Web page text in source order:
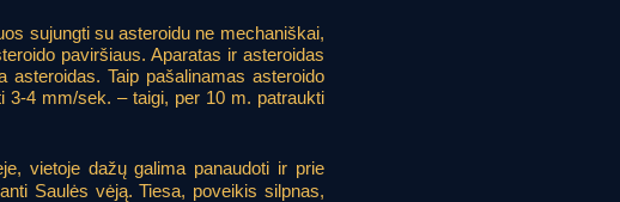
sujungti su asteroidu ne mechaniškai,
paviršiaus. Aparatas ir asteroidas
asteroidas. Taip pašalinamas asteroido
3-4 mm/sek. – taigi, per 10 m. patraukti
vietoje dažų galima panaudoti ir prie
Saulės vėją. Tiesa, poveikis silpnas,